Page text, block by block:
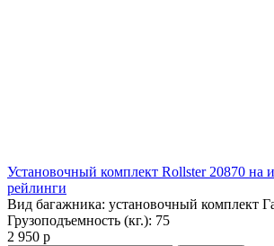
Установочный комплект Rollster 20870 на
рейлинги
Вид багажника: установочный комплект
Грузоподъемность (кг.): 75
2 950 р